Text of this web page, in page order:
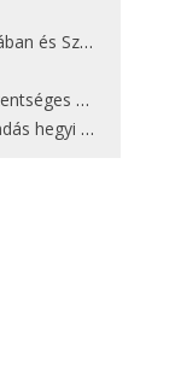
Szardínián
éj!”
meg Zugspitzét